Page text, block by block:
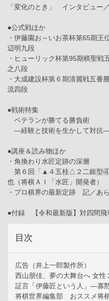
「変化のとき」 インタビュー
●公式戦ほか
・伊藤園お～いお茶杯第65期
辺明九段
・ヒューリック杯第95期棋聖
之八段
・大成建設杯第６期清麗戦五
流四段
●戦術特集
ベテランが勝てる勝負術
―経験と技術を生かして対抗
●講座＆読み物ほか
・角換わり水匠定跡の深層
第６回「▲４五桂△２二銀型
也（将棋ＡＩ「水匠」開発者）
・プロ棋界の最新定跡 記／あ
●付録 【令和最新版】対四間
目次
広告（井上一郎製作所）
西山朋佳、夢の大舞台へ 女性
証言「伊藤匠という人」—寡
将棋世界編集部 おススメ将